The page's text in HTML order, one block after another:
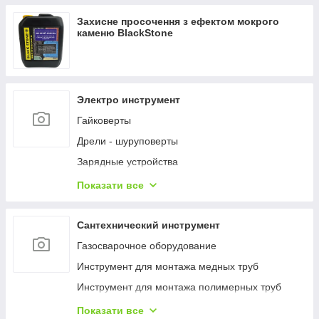
Вологоміри деревини
NPK, елементний склад ґрунту
Температура ґрунту
Вологість ґрунту
Люмінометр
Захисне просочення з ефектом мокрого
каменю BlackStone
Электро инструмент
Гайковерты
Дрели - шуруповерты
Зарядные устройства
Наборы электроинструментов
Пистолеты гвоздозабивные и скобозабивные
Пылесосы
Шлифмашины
Шуруповерты
Показати все
Сантехнический инструмент
Газосварочное оборудование
Инструмент для монтажа медных труб
Инструмент для монтажа полимерных труб
Инструмент для монтажа стальных труб
Показати все